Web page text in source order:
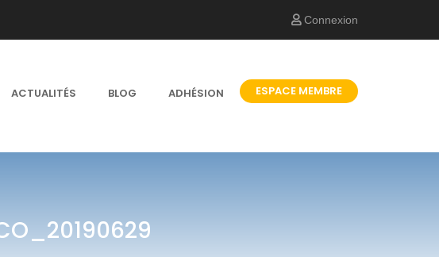
Connexion
ACTUALITÉS BLOG ADHÉSION ESPACE MEMBRE